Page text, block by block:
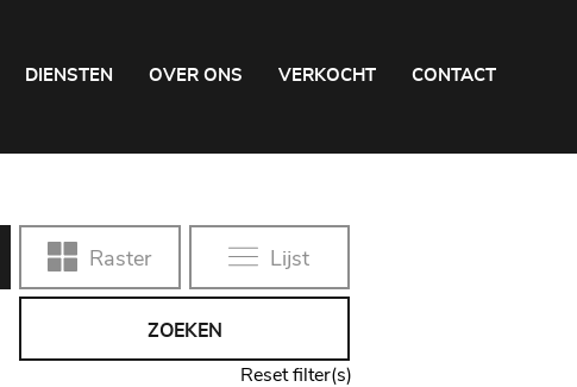
DIENSTEN OVER ONS VERKOCHT CONTACT
Raster Lijst
ZOEKEN
Reset filter(s)